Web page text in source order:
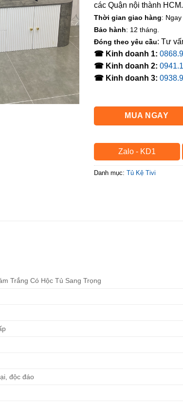
các Quận nội thành HCM.
Thời gian giao hàng: Ngay
Bảo hành: 12 tháng.
Đóng theo yêu cầu: Tư
☎ Kinh doanh 1:
☎ Kinh doanh 2:
☎ Kinh doanh 3:
MUA NGAY
Zalo - KD1
Danh mục: Tủ Kệ Tivi
Trắng Có Hộc Tủ Sang Trọng
độc đáo